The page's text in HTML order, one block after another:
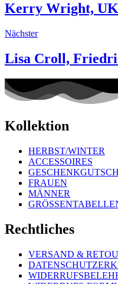
Kerry Wright, UK
Nächster
Lisa Croll,
Kollektion
HERBST/WINTER
ACCESSOIRES
FRAUEN
MÄNNER
Rechtliches
VERSAND &